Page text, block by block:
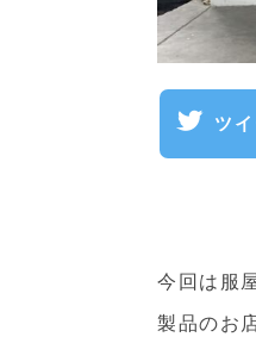
ツ
今回は服
製品のお